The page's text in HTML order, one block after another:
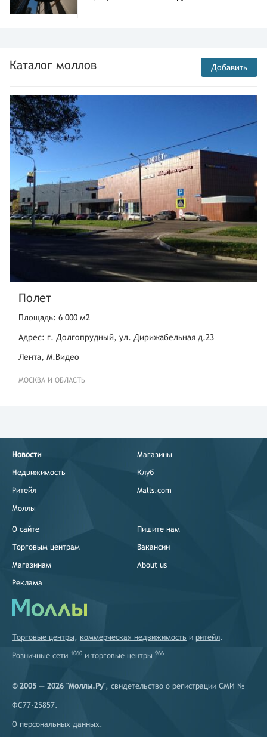
Каталог моллов Добавить
Полет
Площадь: 6 000 м2
Адрес: г. Долгопрудный, ул. Дирижабельная д.23
Лента, М.Видео
МОСКВА И ОБЛАСТЬ
Новости
Недвижимость
Ритейл
Моллы
Магазины
Клуб
Malls.com
О сайте
Торговым центрам
Магазинам
Реклама
Пишите нам
Вакансии
About us
Торговые центры, коммерческая недвижимость и ритейл.
Розничные сети 1060 и торговые центры 966
© 2005 — 2026 "Моллы.Ру", свидетельство о регистрации СМИ №
ФС77-25857.
О персональных данных.